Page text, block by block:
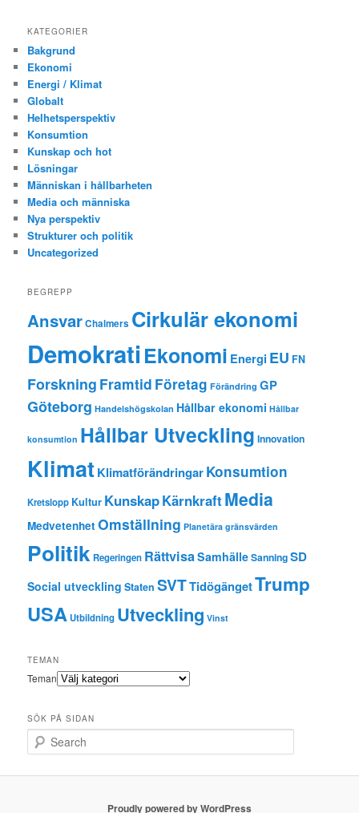
KATEGORIER
Bakgrund
Ekonomi
Energi / Klimat
Globalt
Helhetsperspektiv
Konsumtion
Kunskap och hot
Lösningar
Människan i hållbarheten
Media och människa
Nya perspektiv
Strukturer och politik
Uncategorized
BEGREPP
AnsvarChalmers Cirkulär ekonomi
DemokratiEkonomi Energi EU FN
Forskning Framtid Företag Förändring GP
Göteborg Handelshögskolan Hållbar ekonomi Hållbar
konsumtion Hållbar Utveckling Innovation
KlimatKlimatförändringarKonsumtion
Kretslopp Kultur KunskapKärnkraft Media
MedvetenhetOmställning Planetära gränsvärden
Politik Regeringen RättvisaSamhälleSanningSD
Social utveckling Staten SVTTidögängetTrump
USAUtbildning Utveckling Vinst
TEMAN
Teman
SÖK PÅ SIDAN
Search
Proudly powered by WordPress